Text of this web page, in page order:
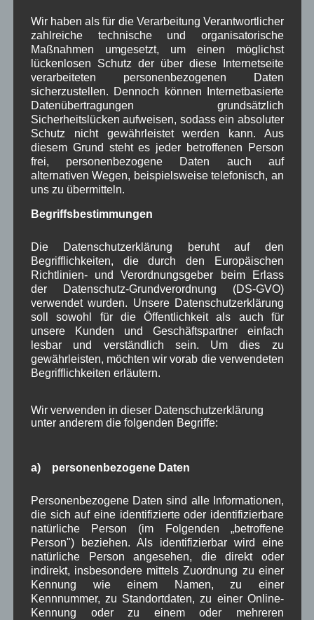
der anstehenden Sanierung der B11 fest eingeplant
werden sollen.
Weitere Vorschläge für die nächsten Projekte in
der Dorferneuerung waren die Sanierung von
Wanderwegen und deren Beschilderung sowie eine
Neugestaltung der Kurparks. Zum Kurpark nannte
der Bürgermeister die Summe von 380.000 €, die
vor sechs Jahren für die komplette Neugestaltung
veranschlagt wurde.
Frau Pavoni wird beim Straßenbauamt vorstellig,
einen Besprechungstermin zu vereinbaren, um die
verschiedenen Möglichkeiten einer
an der Einmündung Isarstraße (Kindergarten)
auszuloten.
Um die Prioritäten für mögliche Arbeiten bei den
Wanderwegen aufstellen zu können, wurden
einzelne Dorfbereiche an die anwesenden
Personen verteilt, damit hier ein
Maßnahmenkatalog erstellt werden kann.
Die nächste Sitzung der TG-Vorstandschaft wird
stattfinden.
öffentlichen Vorstandessitzung vom 15.12.2015
Lesen Sie hier auch unsere Sonderseite mit
umfangreichen Informationen zur Dorferneuerung
WBE und BEI
Aushang Rathaus Dorferneuerung
in Wallgau
Wir haben als für die Verarbeitung Verantwortlicher
zahlreiche technische und organisatorische
Maßnahmen umgesetzt, um einen möglichst
lückenlosen Schutz der über diese Internetseite
verarbeiteten personenbezogenen Daten
sicherzustellen. Dennoch können Internetbasierte
Datenübertragungen grundsätzlich
Sicherheitslücken aufweisen, sodass ein absoluter
Schutz nicht gewährleistet werden kann. Aus
diesem Grund steht es jeder betroffenen Person
frei, personenbezogene Daten auch auf
alternativen Wegen, beispielsweise telefonisch, an
uns zu übermitteln.
Begriffsbestimmungen
Die Datenschutzerklärung beruht auf den
Begrifflichkeiten, die durch den Europäischen
Richtlinien- und Verordnungsgeber beim Erlass
der Datenschutz-Grundverordnung (DS-GVO)
verwendet wurden. Unsere Datenschutzerklärung
soll sowohl für die Öffentlichkeit als auch für
unsere Kunden und Geschäftspartner einfach
lesbar und verständlich sein. Um dies zu
gewährleisten, möchten wir vorab die verwendeten
Begrifflichkeiten erläutern.
Wir verwenden in dieser Datenschutzerklärung
unter anderem die folgenden Begriffe:
a) personenbezogene Daten
Personenbezogene Daten sind alle Informationen,
die sich auf eine identifizierte oder identifizierbare
natürliche Person (im Folgenden „betroffene
Person") beziehen. Als identifizierbar wird eine
natürliche Person angesehen, die direkt oder
indirekt, insbesondere mittels Zuordnung zu einer
Kennung wie einem Namen, zu einer
Kennnummer, zu Standortdaten, zu einer Online-
Kennung oder zu einem oder mehreren